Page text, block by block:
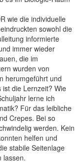
wie die individuelle
sowohl die
informierte
immer wieder
die im
wurden von
herumgeführt und
die Lernzeit? Wie
lerne ich
Für das leibliche
Crepes. Bei so
werden. Kein
helfen und
stabile Seitenlage
lassen.